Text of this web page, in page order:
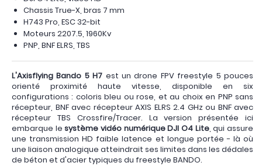
Chassis True-X, bras 7 mm
H743 Pro, ESC 32-bit
Moteurs 2207.5, 1960Kv
PNP, BNF ELRS, TBS
L'Axisflying Bando 5 H7 est un drone FPV freestyle 5 pouces
orienté proximité haute vitesse, disponible en six
configurations : coloris bleu ou rose, et au choix en PNP sans
récepteur, BNF avec récepteur AXIS ELRS 2.4 GHz ou BNF avec
récepteur TBS Crossfire/Tracer. La version présentée ici
embarque lesystème vidéo numérique DJI O4 Lite, qui assure
une transmission HD faible latence et longue portée - là où
une liaison analogique atteindrait ses limites dans les dédales
de béton et d'acier typiques du freestyle BANDO.